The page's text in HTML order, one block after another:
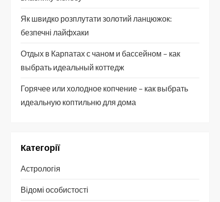
Як швидко розплутати золотий ланцюжок:
безпечні лайфхаки
Отдых в Карпатах с чаном и бассейном – как
выбрать идеальный коттедж
Горячее или холодное копчение – как выбрать
идеальную коптильню для дома
Категорії
Астрологія
Відомі особистості